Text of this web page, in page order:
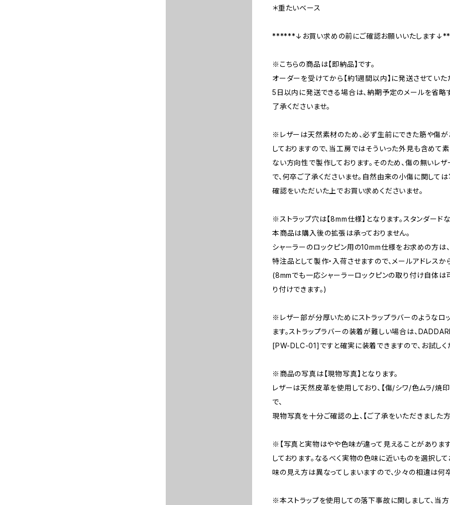
＊重たいベース
******↓お買い求めの前にご確認お願いいたします
※こちらの商品は【即納品】です。
オーダーを受けてから【約1週間以内】に発送させていた
5日以内に発送できる場合は、納期予定のメールを省略
了承くださいませ。
※レザーは天然素材のため、必ず生前にできた筋や傷
しておりますので、当工房ではそういった外見も含めて
ない方向性で製作しております。そのため、傷の無いレ
で、何卒ご了承くださいませ。自然由来の小傷に関して
確認をいただいた上でお買い求めくださいませ。
※ストラップ穴は【8mm仕様】となります。スタンダード
本商品は購入後の拡張は承っておりません。
シャーラーのロックピン用の10mm仕様をお求めの方
特注品として製作・入荷させますので、メールアドレスか
(8mmでも一応シャーラーロックピンの取り付け自体は
り付けできます。)
※レザー部が分厚いためにストラップラバーのようなロ
ます。ストラップラバーの装着が難しい場合は、
[PW-DLC-01]ですと確実に装着できますので、お試しく
※商品の写真は【現物写真】となります。
レザーは天然皮革を使用しており、【傷/シワ/色ムラ/焼
で、
現物写真を十分ご確認の上、【ご了承をいただきました
※【写真と実物はやや色味が違って見えることがありま
しております。なるべく実物の色味に近いものを選択し
味の見え方は異なってしまいますので、少々の相違は何
※本ストラップを使用しての落下事故に関しまして、当